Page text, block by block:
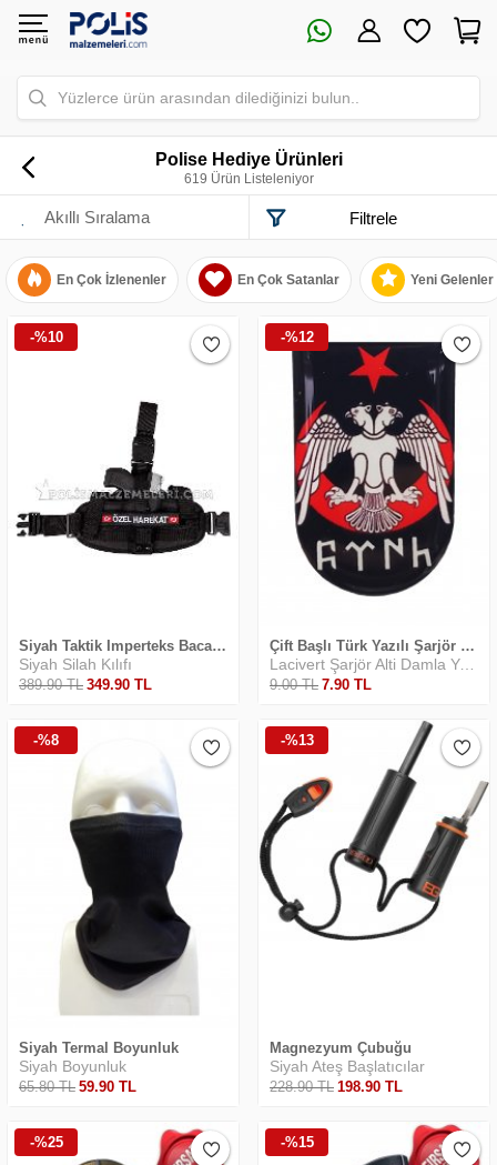
Yüzlerce ürün arasından dilediğinizi bulun..
Polise Hediye Ürünleri
619 Ürün Listeleniyor
Filtrele
En Çok İzlenenler En Çok Satanlar Yeni Gelenler
-%10
Siyah Taktik Imperteks Bacak Kılıfı
Siyah Silah Kılıfı
389.90TL 349.90 TL
-%12
Çift Başlı Türk Yazılı Şarjör Altı Yapıştırma
Lacivert Şarjör Alti Damla Yapiştirma
9.00TL 7.90 TL
-%8
Siyah Termal Boyunluk
Siyah Boyunluk
65.80TL 59.90 TL
-%13
Magnezyum Çubuğu
Siyah Ateş Başlatıcılar
228.90TL 198.90 TL
-%25 -%15
Safari Yapay Zeka Ürün Bulma Asistanı